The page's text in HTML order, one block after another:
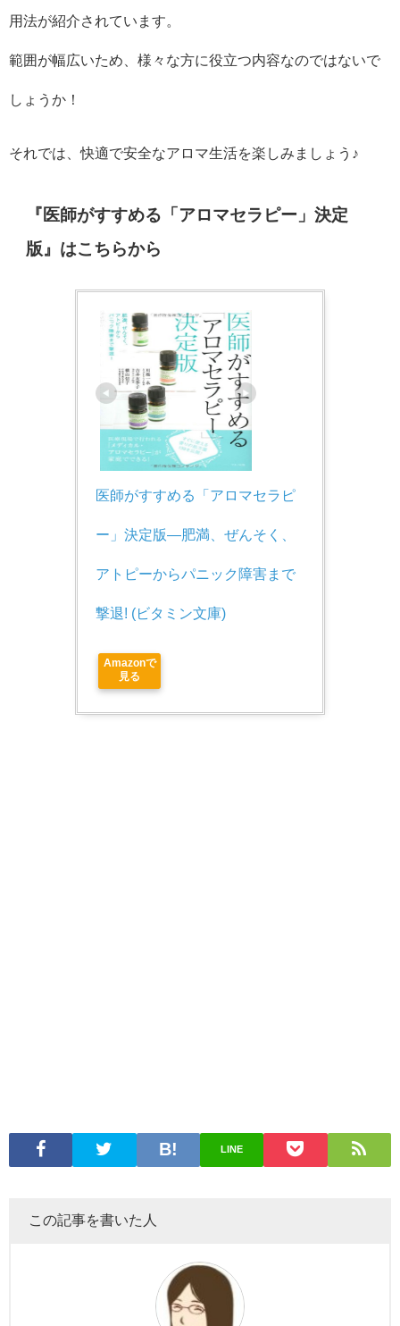
用法が紹介されています。
範囲が幅広いため、様々な方に役立つ内容なのではないで
しょうか！
それでは、快適で安全なアロマ生活を楽しみましょう♪
『医師がすすめる「アロマセラピー」決定
版』はこちらから
医師がすすめる「アロマセラピ
ー」決定版―肥満、ぜんそく、
アトピーからパニック障害まで
撃退! (ビタミン文庫)
Amazonで
見る
LINE
この記事を書いた人